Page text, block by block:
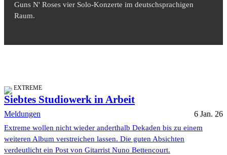
Guns N' Roses vier Solo-Konzerte im deutschsprachigen
Raum.
EXTREME
Siebtes Studiowerk in Arbeit
Meldungen 6 Jan. 26
Extreme wollen nicht wieder anderthalb Dekaden bis zu einem
weiteren Album verstreichen lassen. Die guten Absichten
verdeutlicht ein Post von Gitarrist Nuno Bettencourt.